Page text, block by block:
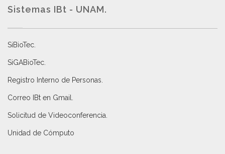
Sistemas IBt - UNAM.
SiBioTec
SiGABioTec.
Registro Interno de Personas
Correo IBt en Gmail
Solicitud de Videoconferencia.
Unidad de Cómputo